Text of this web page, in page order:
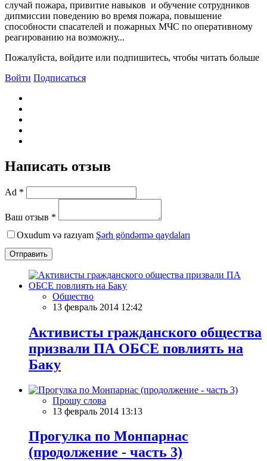
случай пожара, привитие навыков и обучение сотрудников
дипмиссии поведению во время пожара, повышение
способности спасателей и пожарных МЧС по оперативному
реагированию на возможну...
Пожалуйста, войдите или подпишитесь, чтобы читать больше
Войти Подписаться
Написать отзыв
Ad *
Ваш отзыв *
Oxudum və razıyam Şərh göndərmə qaydaları
Отправить
Общество
13 февраль 2014 12:42
Активисты гражданского общества
призвали ПА ОБСЕ повлиять на
Баку
Прошу слова
13 февраль 2014 13:13
Прогулка по Монпарнас
(продолжение - часть 3)